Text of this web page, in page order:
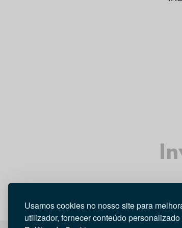
Usamos cookies no nosso site para
utilizador, fornecer conteúdo